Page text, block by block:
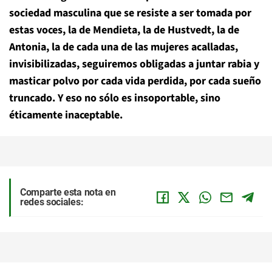
sociedad masculina que se resiste a ser tomada por
estas voces, la de Mendieta, la de Hustvedt, la de
Antonia, la de cada una de las mujeres acalladas,
invisibilizadas, seguiremos obligadas a juntar rabia y
masticar polvo por cada vida perdida, por cada sueño
truncado. Y eso no sólo es insoportable, sino
éticamente inaceptable.
Comparte esta nota en
redes sociales: